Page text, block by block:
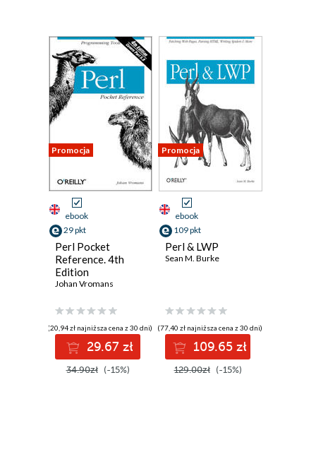
Promocja
ebook
29 pkt
Perl Pocket
Reference. 4th
Edition
Johan Vromans
(20,94 zł najniższa cena z 30 dni)
29.67 zł
34.90zł (-15%)
Promocja
ebook
109 pkt
Perl & LWP
Sean M. Burke
(77,40 zł najniższa cena z 30 dni)
109.65 zł
129.00zł (-15%)